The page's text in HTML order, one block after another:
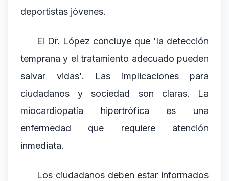
deportistas jóvenes.
El Dr. López concluye que 'la detección
temprana y el tratamiento adecuado pueden
salvar vidas'. Las implicaciones para
ciudadanos y sociedad son claras. La
miocardiopatía hipertrófica es una
enfermedad que requiere atención
inmediata.
Los ciudadanos deben estar informados